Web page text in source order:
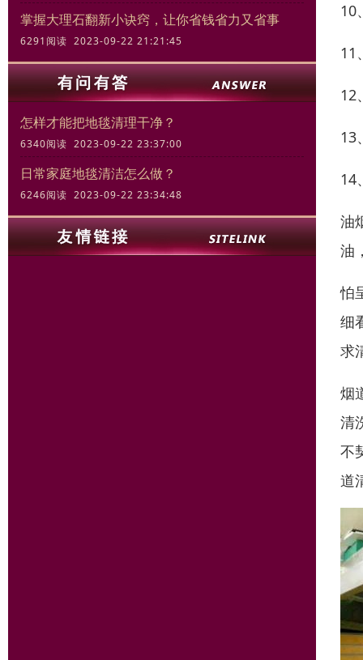
掌握大理石翻新小诀窍，让你省钱省力又省事
6291阅读 2023-09-22 21:21:45
怎样才能把地毯清理干净？
6340阅读 2023-09-22 23:37:00
日常家庭地毯清洁怎么做？
6246阅读 2023-09-22 23:34:48
10
11
12
13
14
油
油
怕
细
求
烟
清
不
道